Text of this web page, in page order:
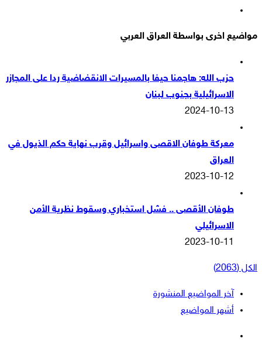
مواضيع اخرى بواسطة العراق العربي
حزب الله: هاجمنا حيفا بالمسيرات الانقضاضية ردا على المجازر
الاسرائيلية بجنوب لبنان
2024-10-13
معركة طوفان الاقصى واسرائيل وقرب نهاية حكم الذيول في
العراق
2023-10-12
طوفان الأقصى .. فشل استخباري وسقوط نظرية الأمن
الاسرائيلي
2023-10-11
الكل (2063)
آخر المواضيع المنشورة
أشهر المواضيع